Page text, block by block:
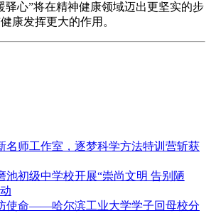
驿心”将在精神健康领域迈出更坚实的步
康发挥更大的作用。
名师工作室，逐梦科学方法特训营斩获
池初级中学校开展“崇尚文明 告别陋
使命——哈尔滨工业大学学子回母校分